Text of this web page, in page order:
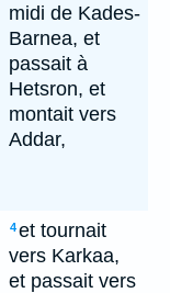
midi de Kades-
Barnea, et
passait à
Hetsron, et
montait vers
Addar,
4et tournait
vers Karkaa,
et passait vers